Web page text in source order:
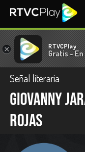
× RTVCPlay
Gratis -
Señal literaria
Giovanny
Rojas